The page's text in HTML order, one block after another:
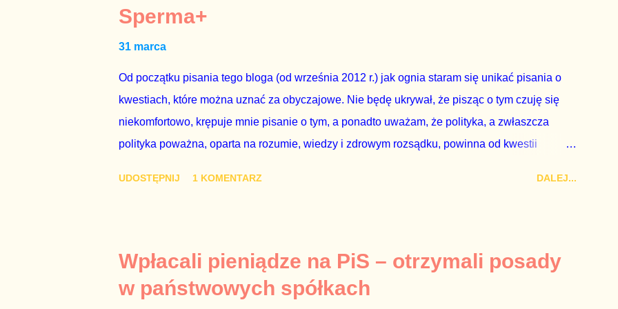
tego referendum nie chce – ani partia rządząca, ani partie opozycyjne. Jeśli w siedzibie PiS
zapadnie decyzja, aby głosować zgodnie z wolą Dudy, obowiązkiem każdego przyzwoitego
człowieka i szanującego podstawowe reguły demokraty jest takie referendum zbojkotować. W
procedurze zmiany Konstytu...
Sperma+
31 marca
Od początku pisania tego bloga (od września 2012 r.) jak ognia staram się unikać pisania o
kwestiach, które można uznać za obyczajowe. Nie będę ukrywał, że pisząc o tym czuję się
niekomfortowo, krępuje mnie pisanie o tym, a ponadto uważam, że polityka, a zwłaszcza
polityka poważna, oparta na rozumie, wiedzy i zdrowym rozsądku, powinna od kwestii
prawdziwe – zagrażają interesowi publicznemu całego państwa. Zastrzeżenie „jeśli są
prawdziwe” jest konieczne, ponieważ mamy do czynienia z medium o wyjątkowo wątpliwej
reputacji, ale mimo upływu czasu, informacje nie zostały w żaden sposób zdementowane, a
UDOSTĘPNIJ 1 KOMENTARZ DALEJ...
Wpłacali pieniądze na PiS – otrzymali posady
w państwowych spółkach